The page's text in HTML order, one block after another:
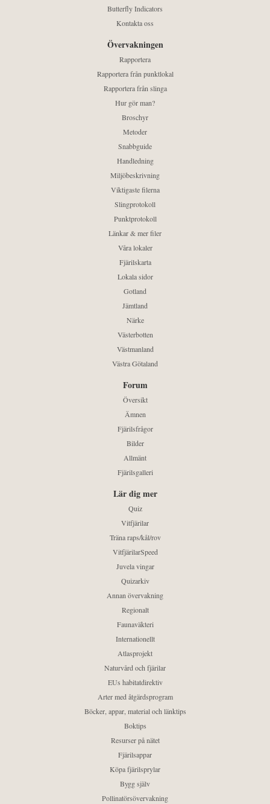
Butterfly Indicators
Kontakta oss
Övervakningen
Rapportera
Rapportera från punktlokal
Rapportera från slinga
Hur gör man?
Broschyr
Metoder
Snabbguide
Handledning
Miljöbeskrivning
Viktigaste filerna
Slingprotokoll
Punktprotokoll
Länkar & mer filer
Våra lokaler
Fjärilskarta
Lokala sidor
Gotland
Jämtland
Närke
Västerbotten
Västmanland
Västra Götaland
Forum
Översikt
Ämnen
Fjärilsfrågor
Bilder
Allmänt
Fjärilsgalleri
Lär dig mer
Quiz
Vitfjärilar
Träna raps/kål/rov
VitfjärilarSpeed
Juvela vingar
Quizarkiv
Annan övervakning
Regionalt
Faunaväkteri
Internationellt
Atlasprojekt
Naturvård och fjärilar
EUs habitatdirektiv
Arter med åtgärdsprogram
Böcker, appar, material och länktips
Boktips
Resurser på nätet
Fjärilsappar
Köpa fjärilsprylar
Bygg själv
Pollinatörsövervakning